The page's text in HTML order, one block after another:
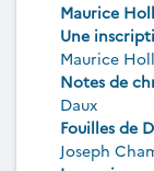
Maurice
Une
Maurice
Notes de
Daux
Fouilles de
Joseph